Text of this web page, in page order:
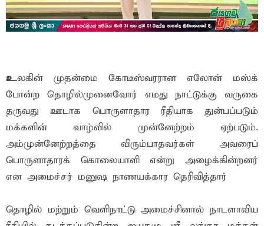
உலகின் முதன்மை கோடீஸ்வரரான எலோன் மஸ்க்
போன்ற தொழில்முனைவோர் எமது நாட்டுக்கு வருகை
தருவது ஊடாக பொருளாதார ரீதியாக துன்பப்படும்
மக்களின் வாழ்வில் முன்னேற்றம் ஏற்படும்.
அம்முன்னேற்றத்தை விரும்பாதவர்கள் அவரைப்
பொருளாதாரக் கொலையாளி என்று அழைக்கின்றனர்
என அமைச்சர் மனுஷ நாணயக்கார தெரிவித்தார்
தொழில் மற்றும் வெளிநாட்டு அமைச்சினால் நாடளாவிய